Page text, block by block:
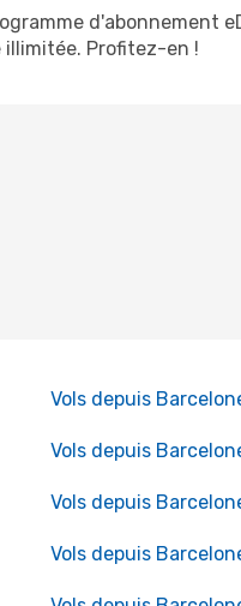
d'abonnement
illimitée. Profitez-en !
Vols depuis
Vols depuis
Vols depuis
Vols depuis